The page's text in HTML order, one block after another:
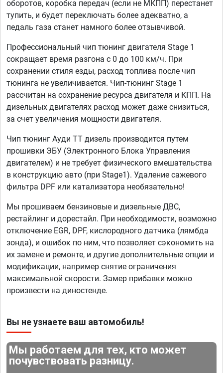
оборотов, коробка передач (если не МКПП) перестанет
тупить, и будет переключать более адекватно, а
педаль газа станет намного более отзывчивой.
Профессиональный чип тюнинг двигателя Stage 1
сокращает время разгона с 0 до 100 км/ч. При
сохранении стиля езды, расход топлива после чип
тюнинга не увеличивается. Чип-тюнинг Stage 1
рассчитан на сохранение ресурса двигателя и КПП. На
дизельных двигателях расход может даже снизиться,
за счет увеличения мощности двигателя.
Чип тюнинг Ауди ТТ дизель производится путем
прошивки ЭБУ (Электронного Блока Управления
двигателем) и не требует физического вмешательства
в конструкцию авто (при Stage1). Удаление сажевого
фильтра DPF или катализатора необязательно!
Мы прошиваем бензиновые и дизельные ДВС,
рестайлинг и дорестайл. При необходимости, возможно
отключение EGR, DPF, кислородного датчика (лямбда
зонда), и ошибок по ним, что позволяет сэкономить на
их замене и ремонте, и другие дополнительные опции и
модификации, например снятие ограничения
максимальной скорости. Замер прибавки можно
произвести на диностенде.
Вы не узнаете ваш автомобиль!
Мы работаем для тех, кто может
почувствовать разницу.